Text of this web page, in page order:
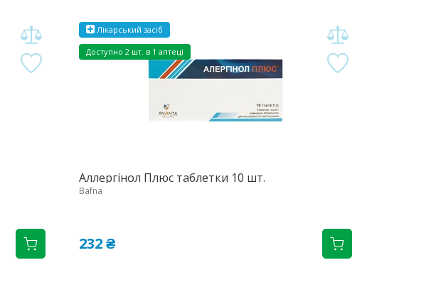
Лікарський засіб
Доступно 2 шт. в 1 аптеці
Аллергінол Плюс таблетки 10 шт.
Bafna
232 ₴